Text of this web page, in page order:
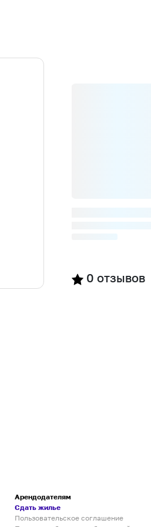
0 отзывов
Арендодателям
Сдать жилье
Пользовательское соглашение